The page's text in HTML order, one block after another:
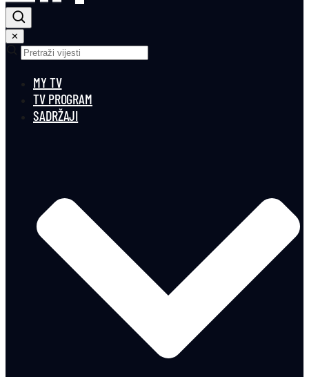
✕
MY TV
TV PROGRAM
SADRŽAJI